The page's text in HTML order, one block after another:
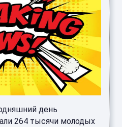
день
264 тысячи молодых